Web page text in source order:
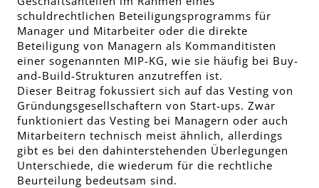
schuldrechtlichen Beteiligungsprogramms für
Manager und Mitarbeiter oder die direkte
Beteiligung von Managern als Kommanditisten
einer sogenannten MIP-KG, wie sie häufig bei Buy-
and-Build-Strukturen anzutreffen ist.
Dieser Beitrag fokussiert sich auf das Vesting von
Gründungsgesellschaftern von Start-ups. Zwar
funktioniert das Vesting bei Managern oder auch
Mitarbeitern technisch meist ähnlich, allerdings
gibt es bei den dahinterstehenden Überlegungen
Unterschiede, die wiederum für die rechtliche
Beurteilung bedeutsam sind.